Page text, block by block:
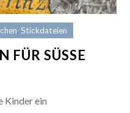
,Stickdateien
SÜSSE T
Kinder ein